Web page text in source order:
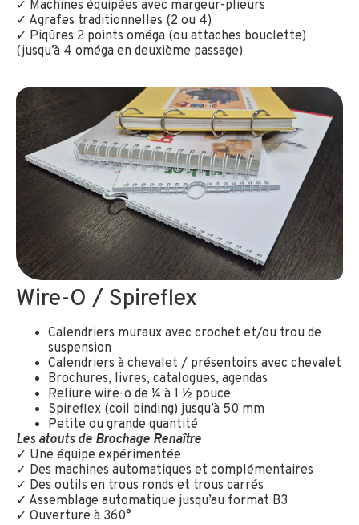
✓ Machines équipées avec margeur-plieurs
✓ Agrafes traditionnelles (2 ou 4)
✓ Piqûres 2 points oméga (ou attaches bouclette)
(jusqu’à 4 oméga en deuxième passage)
Wire-O / Spireflex
Calendriers muraux avec crochet et/ou trou de
suspension
Calendriers à chevalet / présentoirs avec chevalet
Brochures, livres, catalogues, agendas
Reliure wire-o de ¼ à 1 ½ pouce
Spireflex (coil binding) jusqu’à 50 mm
Petite ou grande quantité
Les atouts de Brochage Renaître
✓ Une équipe expérimentée
✓ Des machines automatiques et complémentaires
✓ Des outils en trous ronds et trous carrés
✓ Assemblage automatique jusqu’au format B3
✓ Ouverture à 360°